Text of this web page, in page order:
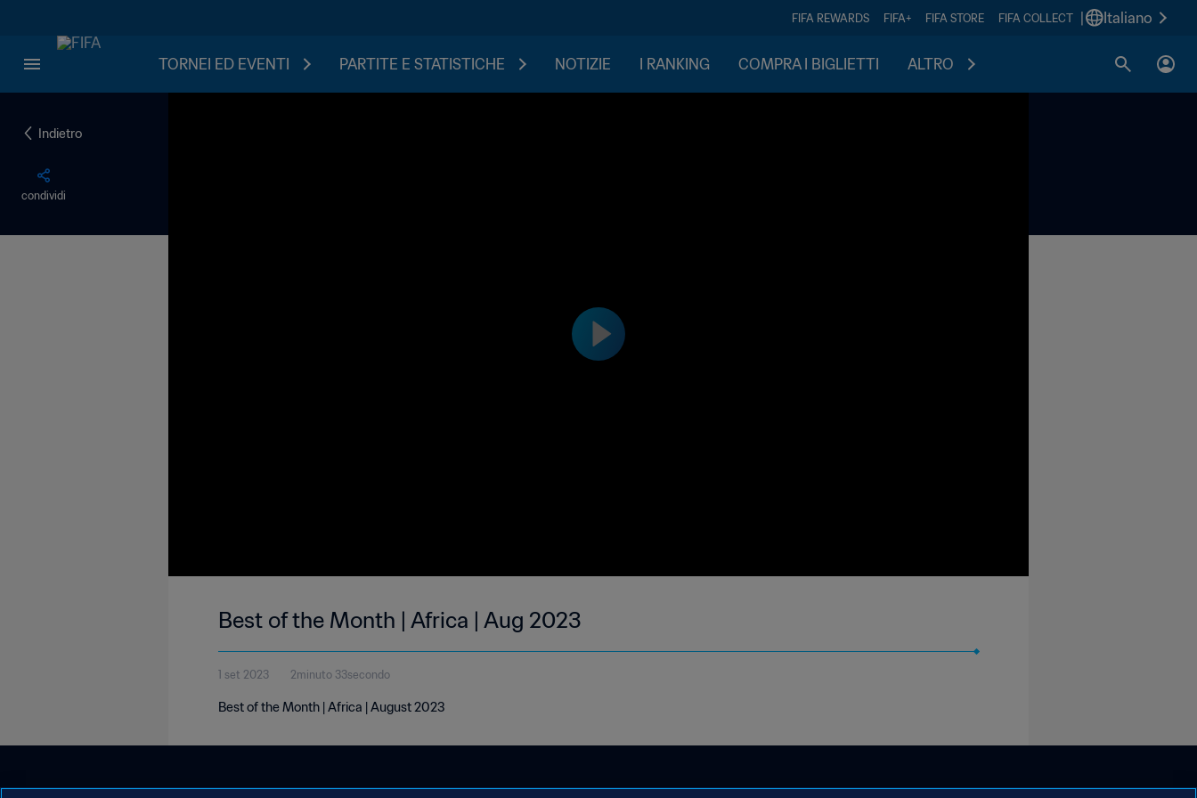
FIFA REWARDS FIFA+ FIFA STORE FIFA COLLECT Italiano
TORNEI ED EVENTI PARTITE E STATISTICHE NOTIZIE I RANKING COMPRA I BIGLIETTI ALTRO
Indietro
condividi
Best of the Month | Africa | Aug 2023
1 set 2023 2minuto 33secondo
Best of the Month | Africa | August 2023